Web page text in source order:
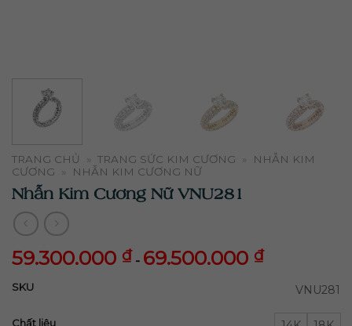
TRANG CHỦ » TRANG SỨC KIM CƯƠNG »
NHẪN KIM
CƯƠNG
» NHẪN KIM CƯƠNG NỮ
Nhẫn Kim Cương Nữ VNU281
59.300.000 ₫ - 69.500.000 ₫
59.300.000 69.500.000
SKU VNU281
Chất liệu